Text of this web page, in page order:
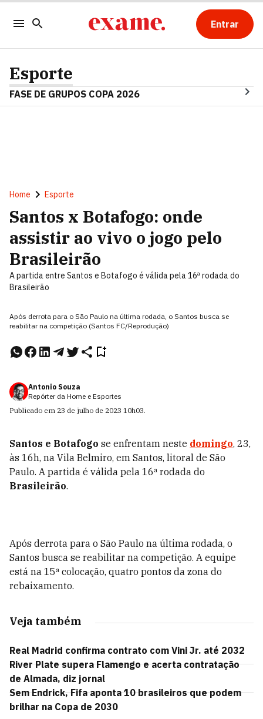
Entrar
Esporte
FASE DE GRUPOS COPA 2026
Home Esporte
Santos x Botafogo: onde
assistir ao vivo o jogo pelo
Brasileirão
A partida entre Santos e Botafogo é válida pela 16ª rodada do
Brasileirão
Após derrota para o São Paulo na última rodada, o Santos busca se
reabilitar na competição (Santos FC/Reprodução)
Antonio Souza
Repórter da Home e Esportes
Publicado em 23 de julho de 2023 10h03.
Santos e Botafogo se enfrentam neste domingo, 23,
às 16h, na Vila Belmiro, em Santos, litoral de São
Paulo. A partida é válida pela 16ª rodada do
Brasileirão.
Após derrota para o São Paulo na última rodada, o
Santos busca se reabilitar na competição. A equipe
está na 15ª colocação, quatro pontos da zona do
rebaixamento.
Veja também
Real Madrid confirma contrato com Vini Jr. até 2032
River Plate supera Flamengo e acerta contratação
de Almada, diz jornal
Sem Endrick, Fifa aponta 10 brasileiros que podem
brilhar na Copa de 2030